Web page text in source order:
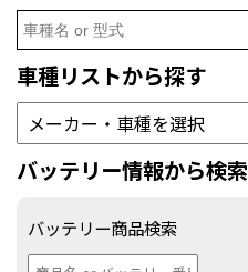
Search
for:
車種リストから探す
バッテリー情報から検索
バッテリー商品検索